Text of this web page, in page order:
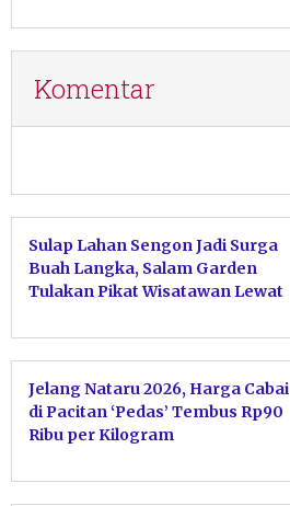
Komentar
Sulap Lahan Sengon Jadi Surga
Buah Langka, Salam Garden
Tulakan Pikat Wisatawan Lewat
Jelang Nataru 2026, Harga Cabai
di Pacitan ‘Pedas’ Tembus Rp90
Ribu per Kilogram